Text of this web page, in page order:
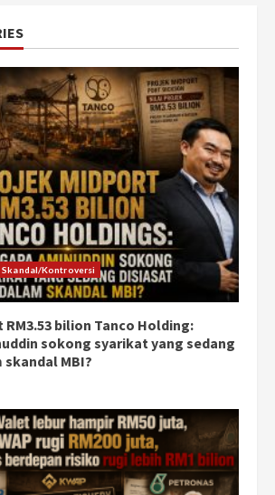
Skandal/Kontroversi
bilion Tanco Holding:
sokong syarikat yang sedang
MBI?